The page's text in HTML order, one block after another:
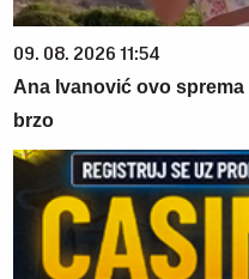
09. 08. 2026 11:54
Ana Ivanović ovo
brzo